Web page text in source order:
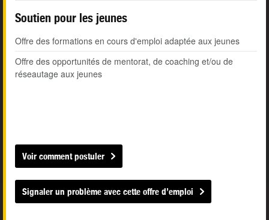
Soutien pour les jeunes
Offre des formations en cours d'emploi adaptée aux jeunes
Offre des opportunités de mentorat, de coaching et/ou de
réseautage aux jeunes
Voir comment postuler
Signaler un problème avec cette offre d’emploi